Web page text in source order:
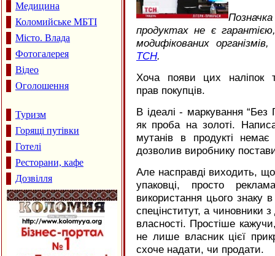
Медицина
Коломийське МБТІ
Місто. Влада
Фотогалерея
Відео
Оголошення
Туризм
Горящі путівки
Готелі
Ресторани, кафе
Дозвілля
продуктах не є
модифікованих
ТСН.
Хоча появи цих наліпок
прав покупців.
В ідеалі - маркування
як проба на золоті.
мутанів в продукті
дозволив виробнику
Але насправді виходить,
упаковці, просто
використання цього знаку
спецінститут, а чиновники
власності. Простіше
не лише власник цієї
схоче надати, чи продати.